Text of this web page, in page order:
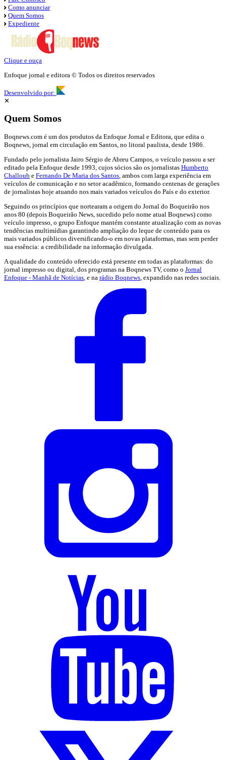
Como anunciar
Quem Somos
Expediente
Clique e ouça
Enfoque jornal e editora © Todos os direitos reservados
Desenvolvido por:
✕
Quem Somos
Boqnews.com é um dos produtos da Enfoque Jornal e Editora, que edita o
Boqnews, jornal em circulação em Santos, no litoral paulista, desde 1986.
Fundado pelo jornalista Jairo Sérgio de Abreu Campos, o veículo passou a ser
editado pela Enfoque desde 1993, cujos sócios são os jornalistas Humberto
Challoub e Fernando De Maria dos Santos , ambos com larga experiência em
veículos de comunicação e no setor acadêmico, formando centenas de gerações
de jornalistas hoje atuando nos mais variados veículos do País e do exterior.
Seguindo os princípios que nortearam a origem do Jornal do Boqueirão nos
anos 80 (depois Boqueirão News, sucedido pelo nome atual Boqnews) como
veículo impresso, o grupo Enfoque mantém constante atualização com as novas
tendências multimídias garantindo ampliação do leque de conteúdo para os
mais variados públicos diversificando-o em novas plataformas, mas sem perder
sua essência: a credibilidade na informação divulgada.
A qualidade do conteúdo oferecido está presente em todas as plataformas: do
jornal impresso ou digital, dos programas na Boqnews TV, como o Jornal
Enfoque - Manhã de Notícias , e na rádio Boqnews , expandido nas redes sociais.